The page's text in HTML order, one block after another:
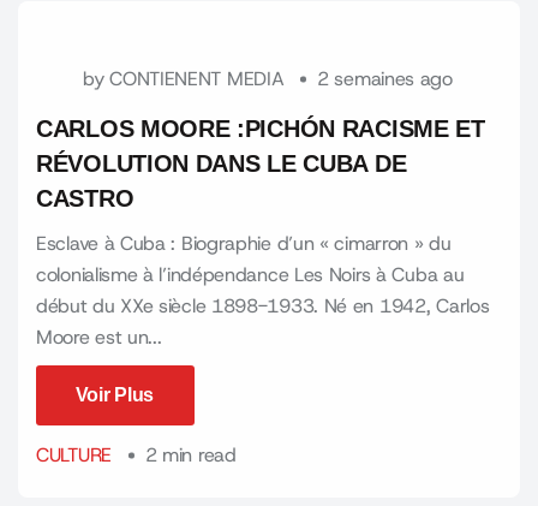
byCONTIENENT MEDIA 2 semaines ago
CARLOS MOORE :PICHÓN RACISME ET
RÉVOLUTION DANS LE CUBA DE
CASTRO
Esclave à Cuba : Biographie d’un « cimarron » du
colonialisme à l’indépendance Les Noirs à Cuba au
début du XXe siècle 1898-1933. Né en 1942, Carlos
Moore est un...
Voir Plus
CULTURE 2 min read